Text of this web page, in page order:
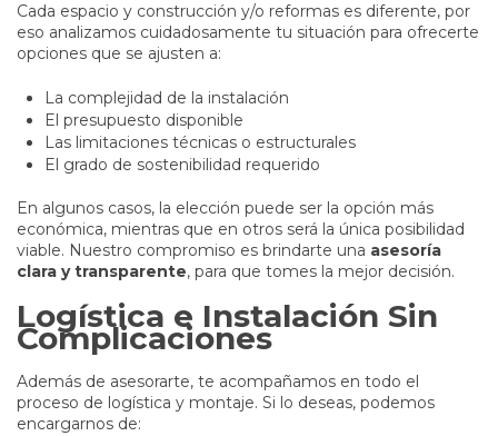
Cada espacio y construcción y/o reformas es diferente, por
eso analizamos cuidadosamente tu situación para ofrecerte
opciones que se ajusten a:
La complejidad de la instalación
El presupuesto disponible
Las limitaciones técnicas o estructurales
El grado de sostenibilidad requerido
En algunos casos, la elección puede ser la opción más
económica, mientras que en otros será la única posibilidad
viable. Nuestro compromiso es brindarte una asesoría
clara y transparente, para que tomes la mejor decisión.
Logística e Instalación Sin
Complicaciones
Además de asesorarte, te acompañamos en todo el
proceso de logística y montaje. Si lo deseas, podemos
encargarnos de: